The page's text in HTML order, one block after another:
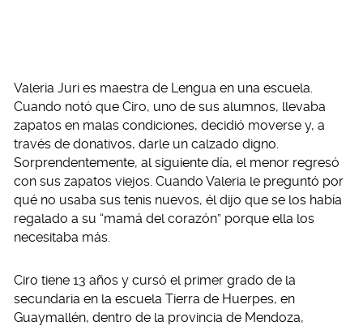
Valeria Juri es maestra de Lengua en una escuela.
Cuando notó que Ciro, uno de sus alumnos, llevaba
zapatos en malas condiciones, decidió moverse y, a
través de donativos, darle un calzado digno.
Sorprendentemente, al siguiente día, el menor regresó
con sus zapatos viejos. Cuando Valeria le preguntó por
qué no usaba sus tenis nuevos, él dijo que se los había
regalado a su “mamá del corazón” porque ella los
necesitaba más.
Ciro tiene 13 años y cursó el primer grado de la
secundaria en la escuela Tierra de Huerpes, en
Guaymallén, dentro de la provincia de Mendoza,